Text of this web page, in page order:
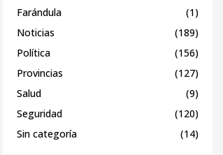
Farándula
(1)
Noticias
(189)
Política
(156)
Provincias
(127)
Salud
(9)
Seguridad
(120)
Sin categoría
(14)